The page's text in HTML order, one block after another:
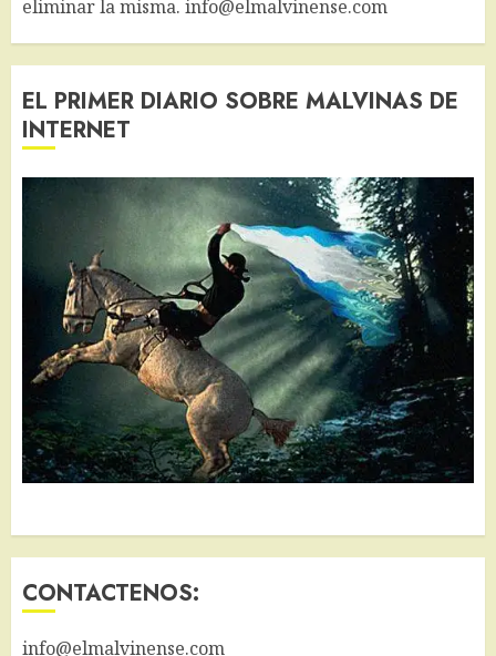
eliminar la misma. info@elmalvinense.com
EL PRIMER DIARIO SOBRE MALVINAS DE
INTERNET
CONTACTENOS:
info@elmalvinense.com